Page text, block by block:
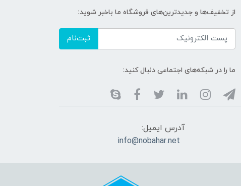
از تخفیف‌ها و جدیدترین‌های فروشگاه ما باخبر شوید:
ثبت‌نام
ما را در شبکه‌های اجتماعی دنبال کنید:
آدرس ایمیل:
info@nobahar.net